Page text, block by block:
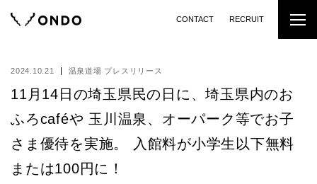
CONTACT RECRUIT
2024.10.21 温泉道場 プレスリリース
11月14日の埼玉県民の日に、埼玉県内のお
ふろcaféや 玉川温泉、オーパーク等でお子
さま優待を実施。 入館料が小学生以下無料
または100円に！